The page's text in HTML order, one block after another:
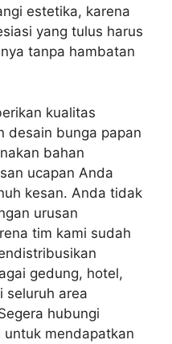
estetika, karena
yang tulus harus
tanpa hambatan
kualitas
desain bunga papan
bahan
ucapan Anda
kesan. Anda tidak
urusan
tim kami sudah
gedung, hotel,
seluruh area
hubungi
untuk mendapatkan